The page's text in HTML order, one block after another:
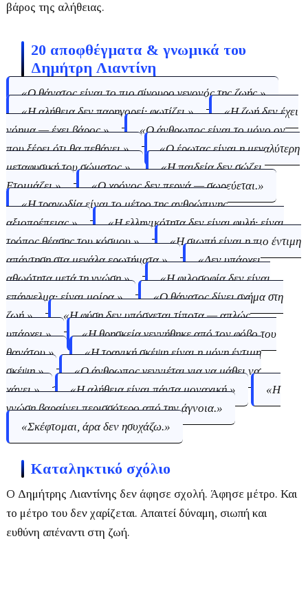
βάρος της αλήθειας.
20 αποφθέγματα & γνωμικά του
Δημήτρη Λιαντίνη
«Ο θάνατος είναι το πιο σίγουρο γεγονός της ζωής.»
«Η αλήθεια δεν παρηγορεί· φωτίζει.»
«Η ζωή δεν έχει
νόημα — έχει βάρος.»
«Ο άνθρωπος είναι το μόνο ον
που ξέρει ότι θα πεθάνει.»
«Ο έρωτας είναι η μεγαλύτερη
μεταφυσική του σώματος.»
«Η παιδεία δεν σώζει.
Ετοιμάζει.»
«Ο χρόνος δεν περνά — σωρεύεται.»
«Η τραγωδία είναι το μέτρο της ανθρώπινης
αξιοπρέπειας.»
«Η ελληνικότητα δεν είναι φυλή· είναι
τρόπος θέασης του κόσμου.»
«Η σιωπή είναι η πιο έντιμη
απάντηση στα μεγάλα ερωτήματα.»
«Δεν υπάρχει
αθωότητα μετά τη γνώση.»
«Η φιλοσοφία δεν είναι
επάγγελμα· είναι μοίρα.»
«Ο θάνατος δίνει σχήμα στη
ζωή.»
«Η φύση δεν υπόσχεται τίποτα — απλώς
υπάρχει.»
«Η θρησκεία γεννήθηκε από τον φόβο του
θανάτου.»
«Η τραγική σκέψη είναι η μόνη έντιμη
σκέψη.»
«Ο άνθρωπος γεννιέται για να μάθει να
χάνει.»
«Η αλήθεια είναι πάντα μοναχική.»
«Η
γνώση βαραίνει περισσότερο από την άγνοια.»
«Σκέφτομαι, άρα δεν ησυχάζω.»
Καταληκτικό σχόλιο
Ο Δημήτρης Λιαντίνης δεν άφησε σχολή. Άφησε μέτρο. Και
το μέτρο του δεν χαρίζεται. Απαιτεί δύναμη, σιωπή και
ευθύνη απέναντι στη ζωή.